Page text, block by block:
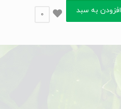
افزودن به سبد 0